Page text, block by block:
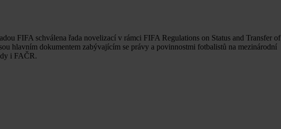
FIFA schválena řada novelizací v rámci FIFA Regulations on Status and Transfer of
hlavním dokumentem zabývajícím se právy a povinnostmi fotbalistů na mezinárodní
i FAČR.